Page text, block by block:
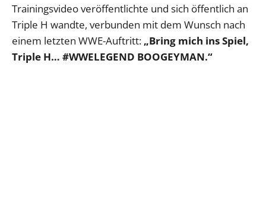
Trainingsvideo veröffentlichte und sich öffentlich an
Triple H wandte, verbunden mit dem Wunsch nach
einem letzten WWE-Auftritt: „Bring mich ins Spiel,
Triple H… #WWELEGEND BOOGEYMAN.“